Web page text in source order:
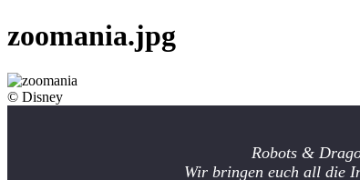
zoomania.jpg
© Disney
Robots &
Wir bringen euch all die